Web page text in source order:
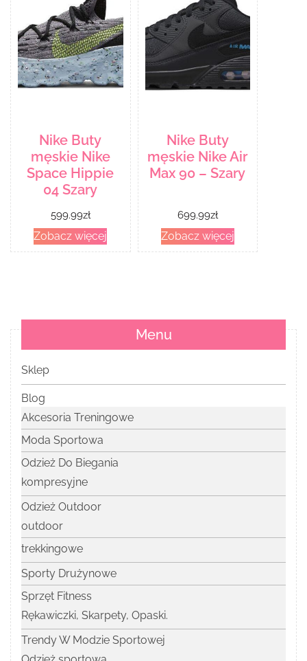
Nike Buty
męskie Nike
Space Hippie
04 Szary
599.99zł
Zobacz więcej
Nike Buty
męskie Nike Air
Max 90 – Szary
699.99zł
Zobacz więcej
Menu
Sklep
Blog
Akcesoria Treningowe
Moda Sportowa
Odzież Do Biegania
kompresyjne
Odzież Outdoor
outdoor
trekkingowe
Sporty Drużynowe
Sprzęt Fitness
Rękawiczki, Skarpety, Opaski.
Trendy W Modzie Sportowej